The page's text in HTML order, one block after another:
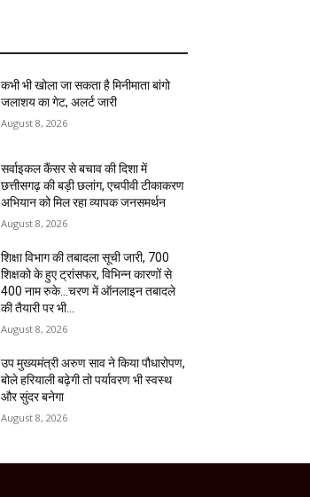
कभी भी खोला जा सकता है मिनीमाता बांगो
जलाशय का गेट, अलर्ट जारी
August 8, 2026
सर्वाइकल कैंसर से बचाव की दिशा में
छत्तीसगढ़ की बड़ी छलांग, एचपीवी टीकाकरण
अभियान को मिल रहा व्यापक जनसमर्थन
August 8, 2026
शिक्षा विभाग की तबादला सूची जारी, 700
शिक्षको के हुए ट्रांसफर, विभिन्न कारणों से
400 नाम रुके…चरण में ऑनलाइन तबादले
की तैयारी पर भी...
August 8, 2026
उप मुख्यमंत्री अरुण साव ने किया पौधारोपण,
बोले हरियाली बढ़ेगी तो पर्यावरण भी स्वस्थ
और सुंदर बनेगा
August 8, 2026